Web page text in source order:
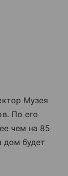
Музея
По его
чем на 85
дом будет